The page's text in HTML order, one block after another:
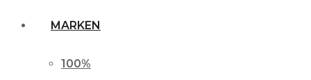
MARKEN
100%